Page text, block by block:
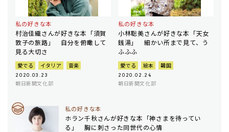
私の好きな本
村治佳織さんが好きな本「須賀
敦子の旅路」 自分を俯瞰して
見る大切さ
愛でる イタリア 音楽
2020.03.23
朝日新聞文化部
私の好きな本
小林聡美さんが好きな本「天女
銭湯」 細かい所まで見て、う
ふふふ
愛でる 絵本 韓国
2020.02.24
朝日新聞文化部
私の好きな本
ホラン千秋さんが好きな本「神さまを待ってい
る」 胸に刺さった同世代の心情